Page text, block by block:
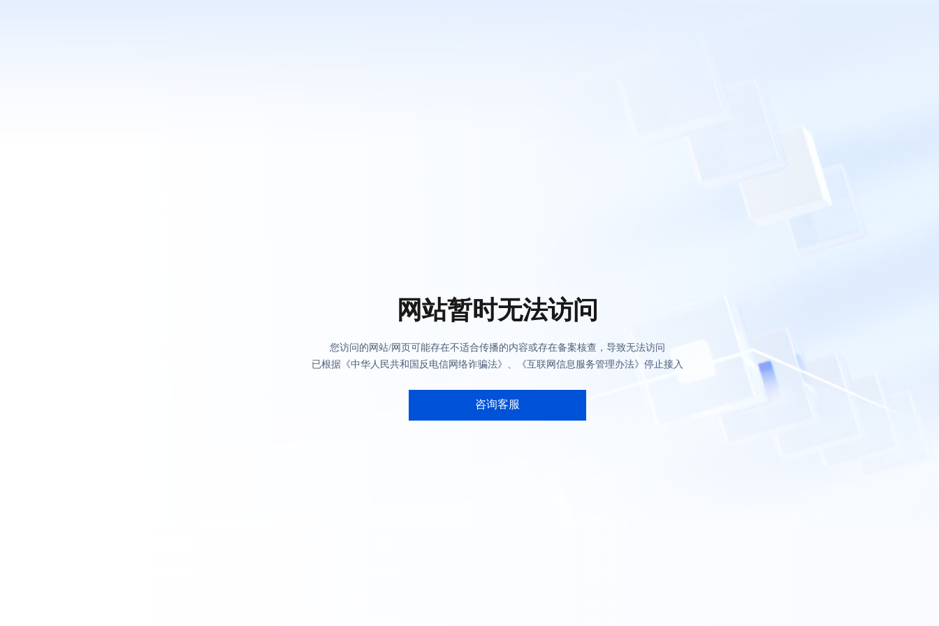
网站暂时无法访问
您访问的网站/网页可能存在不适合传播的内容或存在备案核查，导致无法访问
已根据《中华人民共和国反电信网络诈骗法》、《互联网信息服务管理办法》停止接入
咨询客服